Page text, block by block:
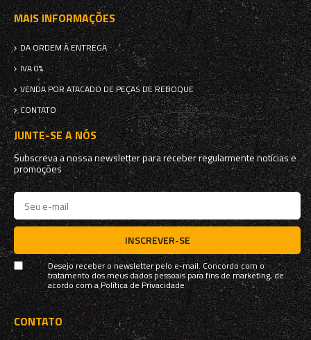
MAIS INFORMAÇÕES
DA ORDEM À ENTREGA
IVA 0%
VENDA POR ATACADO DE PEÇAS DE REBOQUE
CONTATO
JUNTE-SE A NÓS
Subscreva a nossa newsletter para receber regularmente notícias e
promoções
INSCREVER-SE
Desejo receber o newsletter pelo e-mail. Concordo com o
tratamento dos meus dados pessoais para fins de marketing, de
acordo com aPolítica de Privacidade
CONTATO